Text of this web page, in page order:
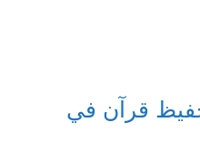
قرآن في